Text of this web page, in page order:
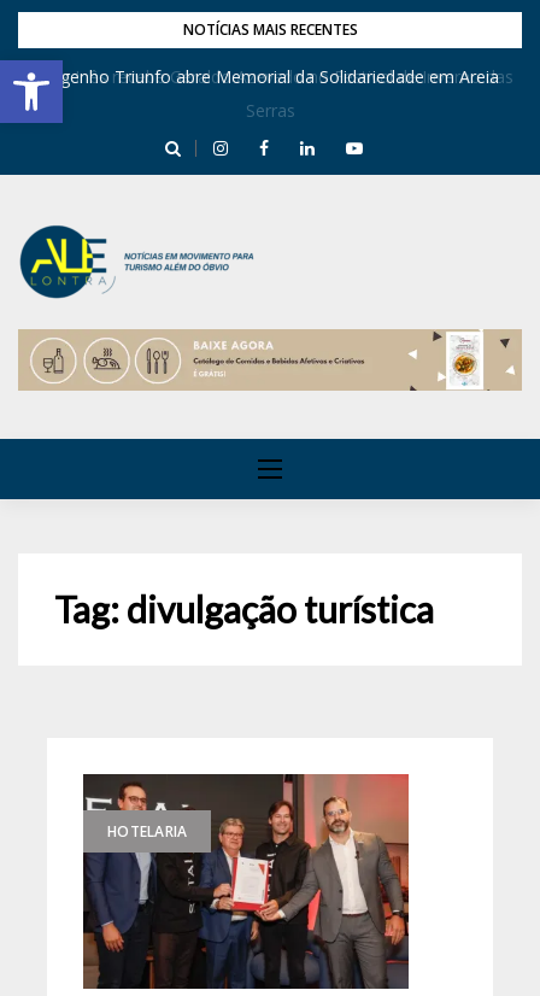
Barra de Ferramentas Aberta
NOTÍCIAS MAIS RECENTES
Dona Inês recebe Geraldo Azevedo no Festival de Inverno das
Serras
Engenho Triunfo abre Memorial da Solidariedade em Areia
Tag:divulgação turística
HOTELARIA